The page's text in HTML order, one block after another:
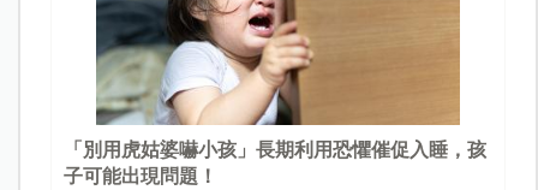
「別用虎姑婆嚇小孩」長期利用恐懼催促入睡，孩
子可能出現問題！